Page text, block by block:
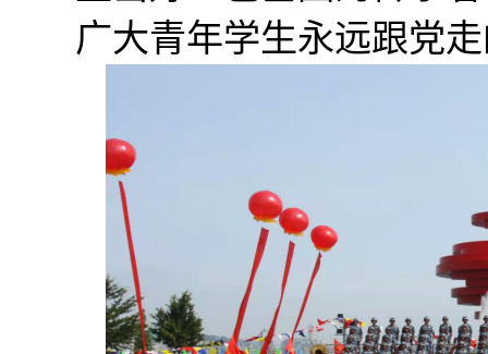
广大青年学生永远跟党